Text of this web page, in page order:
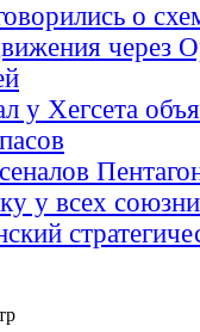
о
через
у Хегсета
у всех